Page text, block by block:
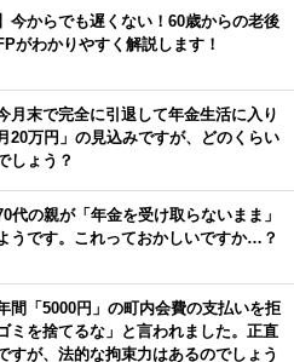
今からでも遅くない！60歳からの老後
がわかりやすく解説します！
月末で完全に引退して年金生活に入り
20万円」の見込みですが、どのくらい
しょう？
代の親が「年金を受け取らないまま」
うです。これっておかしいですか…？
間「5000円」の町内会費の支払いを拒
ミを捨てるな」と言われました。正直
すが、法的な拘束力はあるのでしょう